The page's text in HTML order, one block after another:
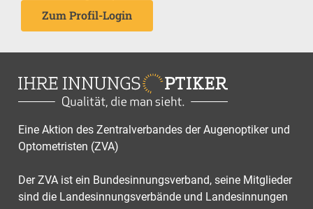
Zum Profil-Login
Eine Aktion des Zentralverbandes der Augenoptiker und
Optometristen (ZVA)
Der ZVA ist ein Bundesinnungsverband, seine Mitglieder
sind die Landesinnungsverbände und Landesinnungen